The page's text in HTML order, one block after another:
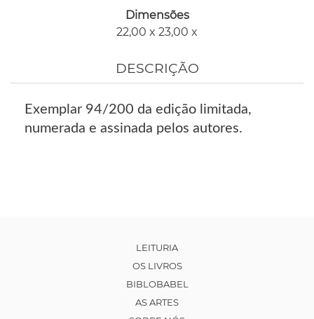
Dimensões
22,00 x 23,00 x
DESCRIÇÃO
Exemplar 94/200 da edição limitada,
numerada e assinada pelos autores.
LEITURIA
OS LIVROS
BIBLOBABEL
AS ARTES